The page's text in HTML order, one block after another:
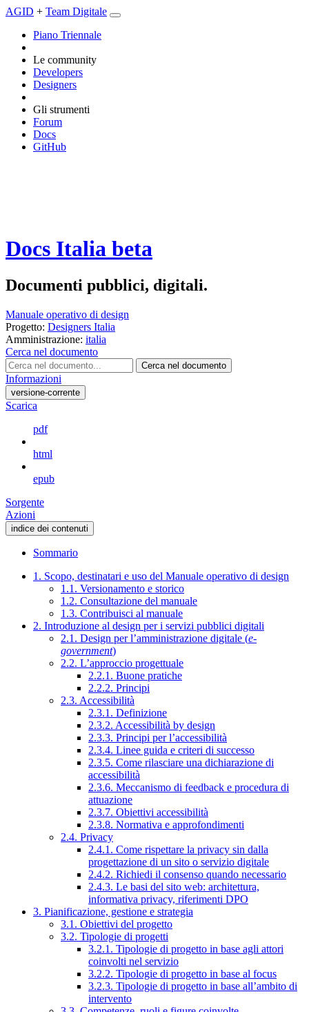
AGID + Team Digitale
Piano Triennale
Le community
Developers
Designers
Gli strumenti
Forum
Docs
GitHub
Docs Italia beta
Documenti pubblici, digitali.
Manuale operativo di design
Progetto: Designers Italia
Amministrazione: italia
Cerca nel documento
Cerca nel documento
Informazioni
versione-corrente
Scarica
pdf
html
epub
Sorgente
Azioni
indice dei contenuti
Sommario
1. Scopo, destinatari e uso del Manuale operativo di design
1.1. Versionamento e storico
1.2. Consultazione del manuale
1.3. Contribuisci al manuale
2. Introduzione al design per i servizi pubblici digitali
2.1. Design per l’amministrazione digitale (e-
government)
2.2. L’approccio progettuale
2.2.1. Buone pratiche
2.2.2. Principi
2.3. Accessibilità
2.3.1. Definizione
2.3.2. Accessibilità by design
2.3.3. Principi per l’accessibilità
2.3.4. Linee guida e criteri di successo
2.3.5. Come rilasciare una dichiarazione di
accessibilità
2.3.6. Meccanismo di feedback e procedura di
attuazione
2.3.7. Obiettivi accessibilità
2.3.8. Normativa e approfondimenti
2.4. Privacy
2.4.1. Come rispettare la privacy sin dalla
progettazione di un sito o servizio digitale
2.4.2. Richiedi il consenso quando necessario
2.4.3. Le basi del sito web: architettura,
informativa privacy, riferimenti DPO
3. Pianificazione, gestione e strategia
3.1. Obiettivi del progetto
3.2. Tipologie di progetti
3.2.1. Tipologie di progetto in base agli attori
coinvolti nel servizio
3.2.2. Tipologie di progetto in base al focus
3.2.3. Tipologie di progetto in base all’ambito di
intervento